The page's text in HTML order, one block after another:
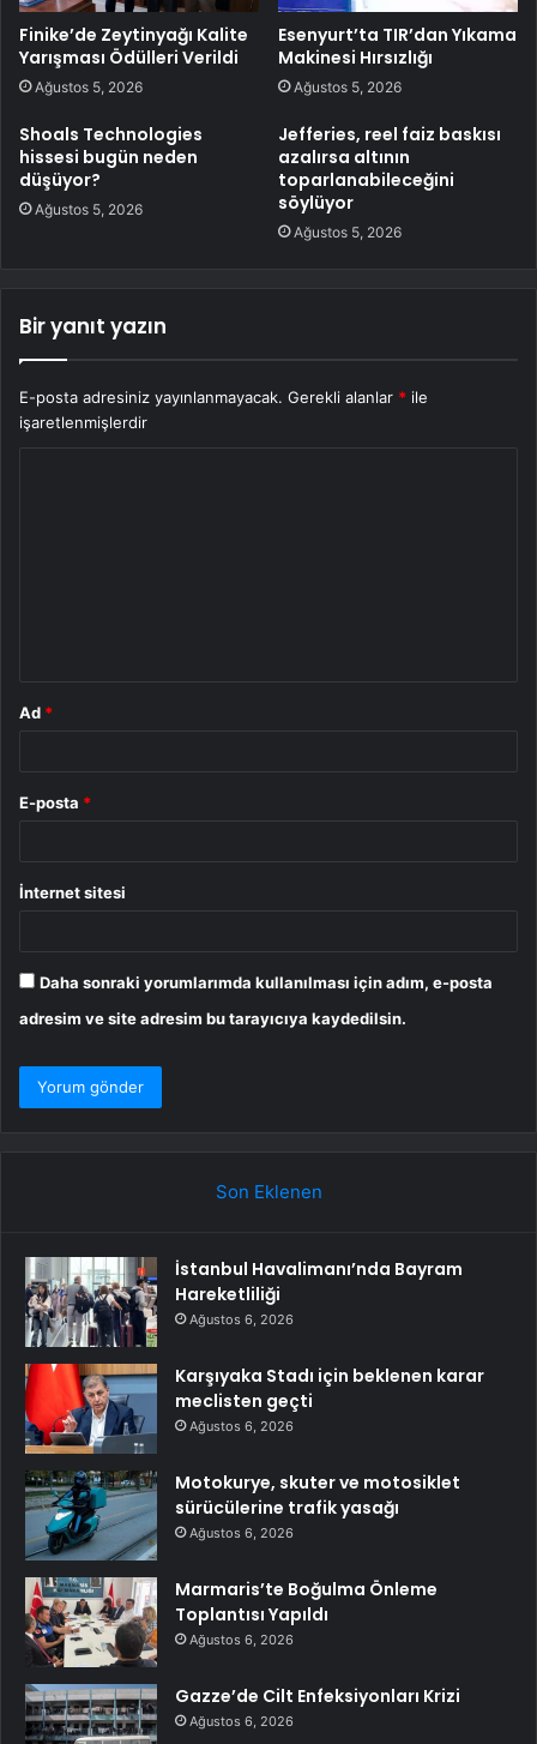
Finike’de Zeytinyağı Kalite
Yarışması Ödülleri Verildi
Ağustos 5, 2026
Esenyurt’ta TIR’dan Yıkama
Makinesi Hırsızlığı
Ağustos 5, 2026
Shoals Technologies
hissesi bugün neden
düşüyor?
Ağustos 5, 2026
Jefferies, reel faiz baskısı
azalırsa altının
toparlanabileceğini
söylüyor
Ağustos 5, 2026
Bir yanıt yazın
E-posta adresiniz yayınlanmayacak. Gerekli alanlar * ile
işaretlenmişlerdir
Ad *
E-posta *
İnternet sitesi
Daha sonraki yorumlarımda kullanılması için adım, e-posta
adresim ve site adresim bu tarayıcıya kaydedilsin.
Son Eklenen
İstanbul Havalimanı’nda Bayram
Hareketliliği
Ağustos 6, 2026
Karşıyaka Stadı için beklenen karar
meclisten geçti
Ağustos 6, 2026
Motokurye, skuter ve motosiklet
sürücülerine trafik yasağı
Ağustos 6, 2026
Marmaris’te Boğulma Önleme
Toplantısı Yapıldı
Ağustos 6, 2026
Gazze’de Cilt Enfeksiyonları Krizi
Ağustos 6, 2026